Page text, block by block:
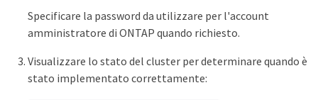
Specificare la password da utilizzare per l'account
amministratore di ONTAP quando richiesto.
Visualizzare lo stato del cluster per determinare quando è
stato implementato correttamente: